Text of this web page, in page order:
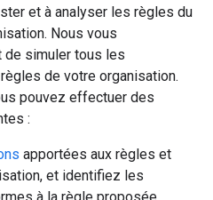
et à analyser les règles du
Nous vous
de simuler tous les
de votre organisation.
pouvez effectuer des
:
apportées aux règles et
et identifiez les